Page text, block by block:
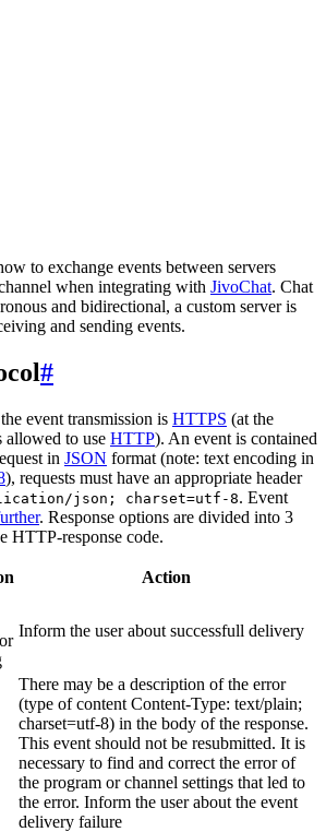
to exchange events between servers
when integrating with JivoChat. Chat
and bidirectional, a custom server is
and sending events.
#
event transmission is HTTPS (at the
allowed to use HTTP). An event is contained
in JSON format (note: text encoding in
), requests must have an appropriate header
json; charset=utf-8. Event
. Response options are divided into 3
HTTP-response code.
Action
Inform the user about successfull delivery
There may be a description of the error
(type of content Content-Type: text/plain;
charset=utf-8) in the body of the response.
This event should not be resubmitted. It is
necessary to find and correct the error of
the program or channel settings that led to
the error. Inform the user about the event
delivery failure